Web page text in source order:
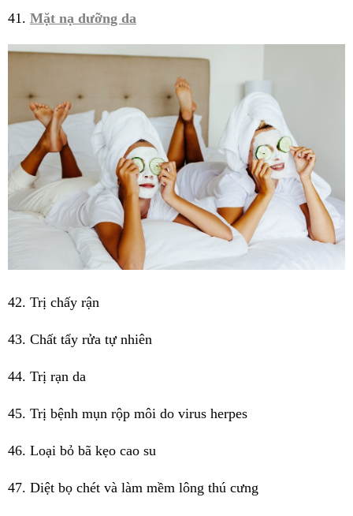
41. Mặt nạ dưỡng da
42. Trị chấy rận
43. Chất tẩy rửa tự nhiên
44. Trị rạn da
45. Trị bệnh mụn rộp môi do virus herpes
46. Loại bỏ bã kẹo cao su
47. Diệt bọ chét và làm mềm lông thú cưng